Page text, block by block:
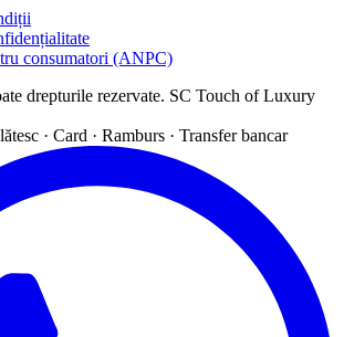
consumatori (ANPC)
drepturile rezervate. SC Touch of Luxury
· Card · Ramburs · Transfer bancar